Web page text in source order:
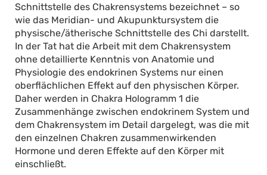
Schnittstelle des Chakrensystems bezeichnet – so
wie das Meridian- und Akupunktursystem die
physische/ätherische Schnittstelle des Chi darstellt.
In der Tat hat die Arbeit mit dem Chakrensystem
ohne detaillierte Kenntnis von Anatomie und
Physiologie des endokrinen Systems nur einen
oberflächlichen Effekt auf den physischen Körper.
Daher werden in Chakra Hologramm 1 die
Zusammenhänge zwischen endokrinem System und
dem Chakrensystem im Detail dargelegt, was die mit
den einzelnen Chakren zusammenwirkenden
Hormone und deren Effekte auf den Körper mit
einschließt.